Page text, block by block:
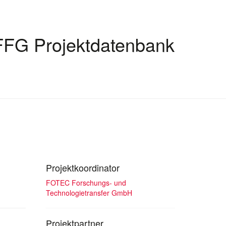
Projektdatenbank
Projektkoordinator
FOTEC Forschungs- und
Technologietransfer GmbH
Projektpartner